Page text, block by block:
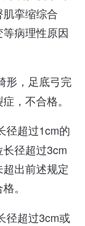
挛缩综合
病理性原因
形，足底弓完
，不合格。
径超过1cm的
径超过3cm
出前述规定
。
径超过3cm或